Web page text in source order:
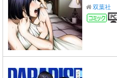
双葉社
コ